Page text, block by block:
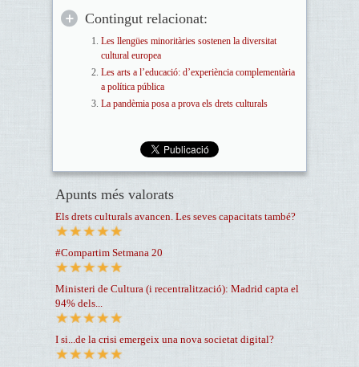
Contingut relacionat:
Les llengües minoritàries sostenen la diversitat
cultural europea
Les arts a l’educació: d’experiència complementària
a política pública
La pandèmia posa a prova els drets culturals
Apunts més valorats
Els drets culturals avancen. Les seves capacitats també?
#Compartim Setmana 20
Ministeri de Cultura (i recentralització): Madrid capta el
94% dels...
I si...de la crisi emergeix una nova societat digital?